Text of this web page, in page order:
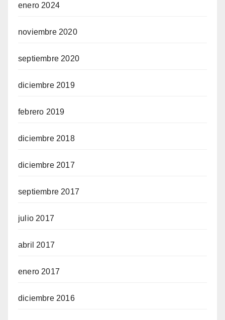
enero 2024
noviembre 2020
septiembre 2020
diciembre 2019
febrero 2019
diciembre 2018
diciembre 2017
septiembre 2017
julio 2017
abril 2017
enero 2017
diciembre 2016